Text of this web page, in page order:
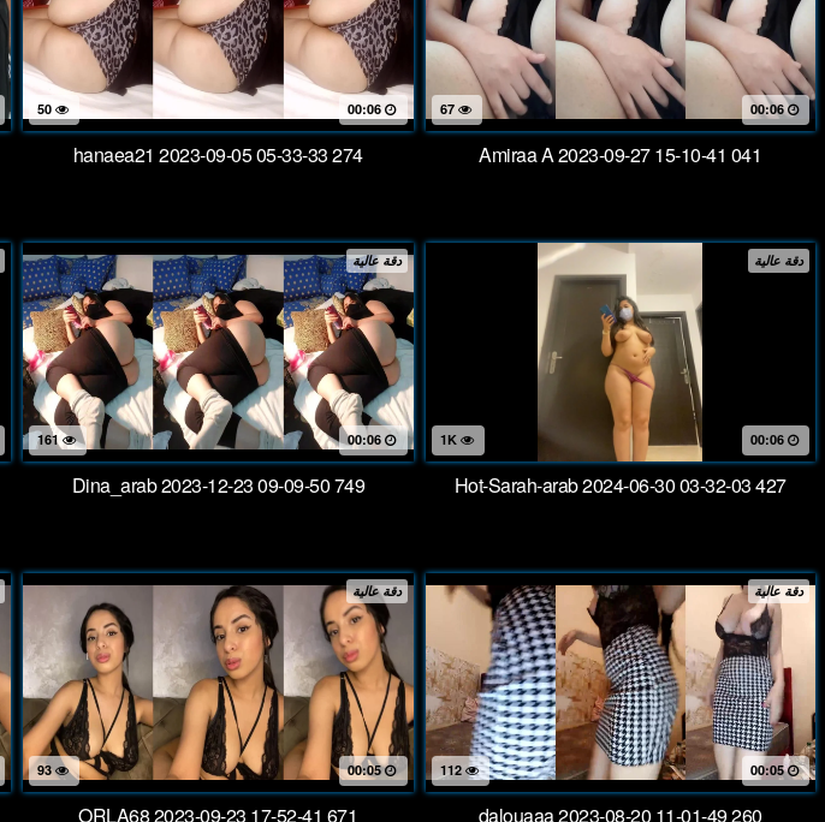
00:06
hanaea21 2023-09-05 05-33-33 274
67 00:06
Amiraa A 2023-09-27 15-10-41 041
دقة عالية
00:06
Dina_arab 2023-12-23 09-09-50 749
دقة عالية
1K 00:06
Hot-Sarah-arab 2024-06-30 03-32-03 427
دقة عالية
93 00:05
ORLA68 2023-09-23 17-52-41 671
دقة عالية
112 00:05
dalouaaa 2023-08-20 11-01-49 260